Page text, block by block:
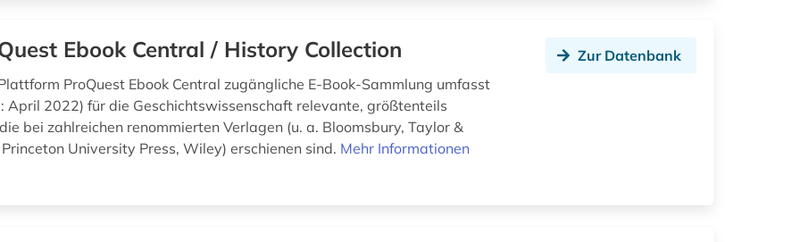
Ebook Central / History Collection
ProQuest Ebook Central zugängliche E-Book-Sammlung umfasst
April 2022) für die Geschichtswissenschaft relevante, größtenteils
bei zahlreichen renommierten Verlagen (u. a. Bloomsbury, Taylor &
University Press, Wiley) erschienen sind. Mehr Informationen
Zur Datenbank